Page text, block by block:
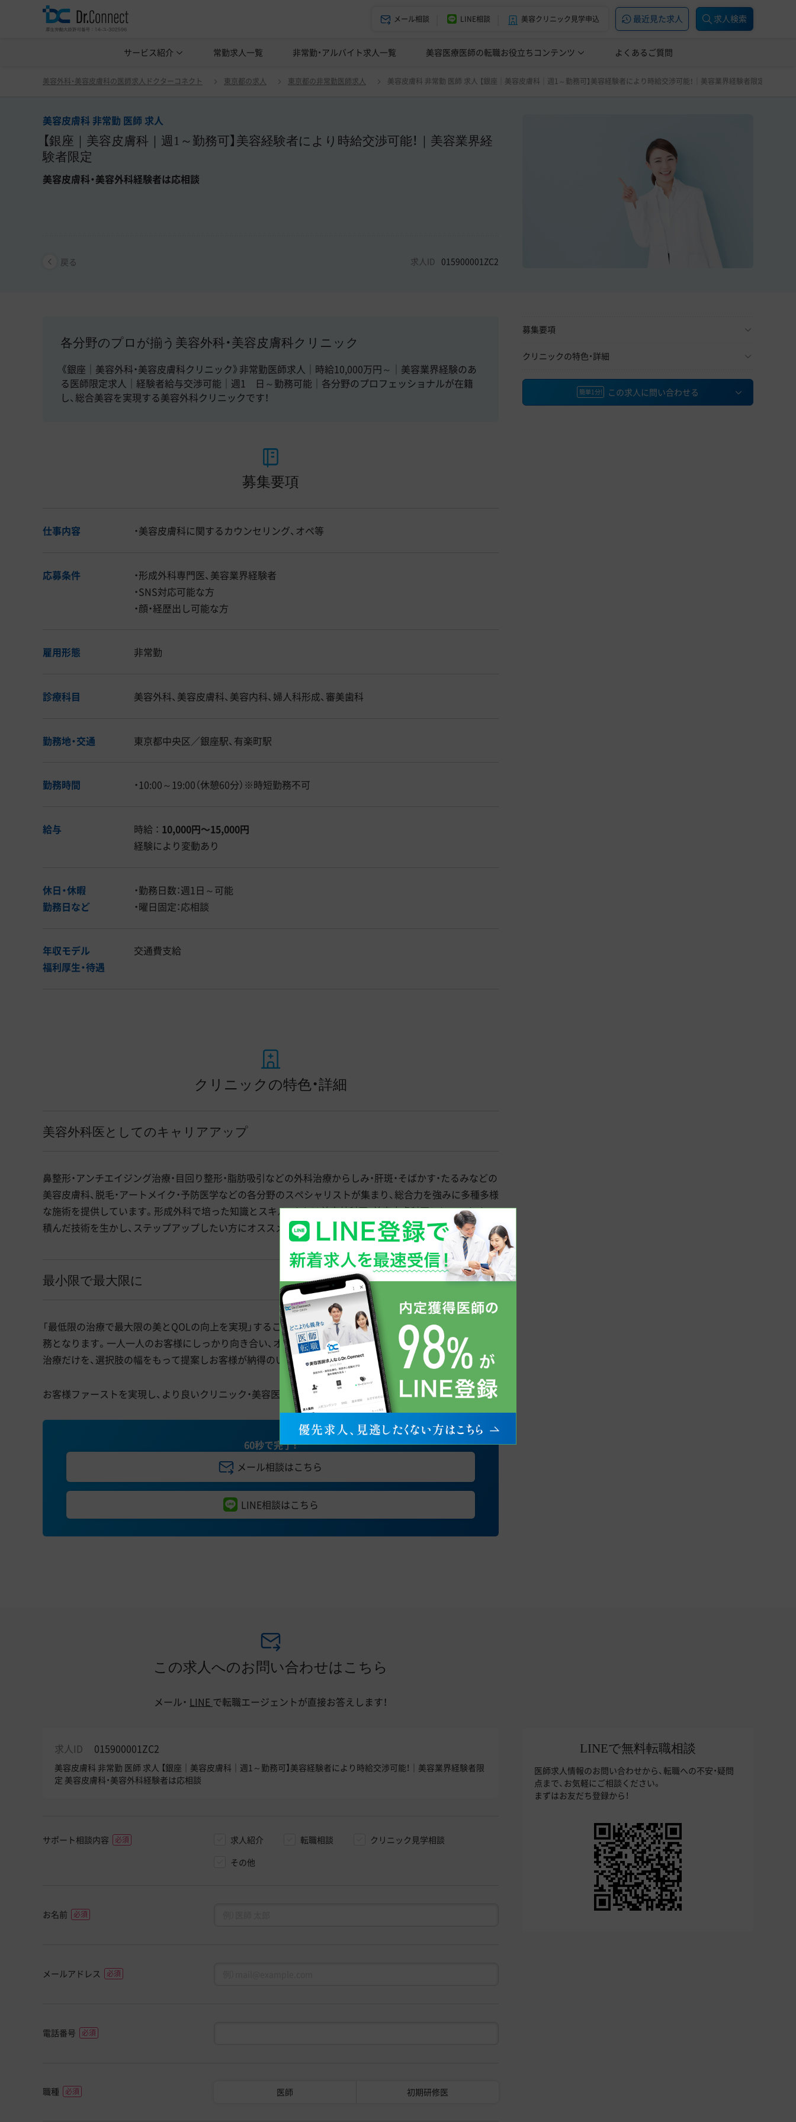
メール相談 LINE相談 美容クリニック見学申込 最近見た求人 求人検索
サービス紹介 ドクターコネクトの強み エージェント紹介
常勤求人一覧 非常勤・アルバイト求人一覧 美容医療医師の転職お役立ちコンテンツ
美容クリニック見学・研修情報 美容外科・美容皮膚科の医師転職体験談 美容クリニックインタビュー 美容医療の転職お役立ち記事 美容医療辞典
よくあるご質問
美容外科・美容皮膚科の医師求人ドクターコネクト 東京都の求人 東京都の非常勤医師求人 美容皮膚科 非常勤 医師 求人 【銀座｜美容皮膚科｜週1～勤務可】美容経験者により時給交渉可能！｜美容業界経験者限定 美容皮
美容皮膚科 非常勤 医師 求人
【銀座｜美容皮膚科｜週1～勤務可】美容経験者により時給交渉可能！｜美容業界経
験者限定
美容皮膚科・美容外科経験者は応相談
戻る 求人ID 015900001ZC2
戻る 美容皮膚科 非常勤 医師 求人 【銀座｜美容皮膚科｜週1～勤務可】美容経験者により時給交渉可能！｜美容業界経験者限定 美容皮膚科・美容外科経験者は応相談
各分野のプロが揃う美容外科・美容皮膚科クリニック
《銀座｜美容外科・美容皮膚科クリニック》非常勤医師求人｜時給10,000万円～｜美容業界経験のあ
る医師限定求人｜経験者給与交渉可能｜週1 日～勤務可能｜各分野のプロフェッショナルが在籍
し、総合美容を実現する美容外科クリニックです！
募集要項
仕事内容 ・美容皮膚科に関するカウンセリング、オペ等
応募条件
・形成外科専門医、美容業界経験者
・SNS対応可能な方
・顔・経歴出し可能な方
雇用形態 非常勤
診療科目 美容外科、美容皮膚科、美容内科、婦人科形成、審美歯科
勤務地・交通 東京都中央区／銀座駅、有楽町駅
勤務時間 ・10:00～19:00（休憩60分）※時短勤務不可
給与 時給 ： 10,000円〜15,000円
経験により変動あり
休日・休暇
勤務日など
・勤務日数：週1日～可能
・曜日固定：応相談
年収モデル
福利厚生・待遇
交通費支給
クリニックの特色・詳細
美容外科医としてのキャリアアップ
鼻整形・アンチエイジング治療・目回り整形・脂肪吸引などの外科治療からしみ・肝斑・そばかす・たるみなどの
美容皮膚科、脱毛・アートメイク・予防医学などの各分野のスペシャリストが集まり、総合力を強みに多種多様
な施術を提供しています。形成外科で培った知識とスキル、または美容外科医・美容皮膚科医としてこれまで
積んだ技術を生かし、ステップアップしたい方にオススメです
最小限で最大限に
「最低限の治療で最大限の美とQOLの向上を実現」することがコンセプト。カウンセリングも医師の大事な業
務となります。一人一人のお客様にしっかり向き合い、オーダーメイド治療を提案しています。本当に必要な
治療だけを、選択肢の幅をもって提案しお客様が納得のいく治療を提案していきます。
お客様ファーストを実現し、より良いクリニック・美容医療業界を作り上げたい方、ぜひご応募ください。
60秒で完了！
メール相談はこちら
LINE相談はこちら
募集要項
クリニックの特色・詳細
簡単1分! この求人に問い合わせる
この求人へのお問い合わせはこちら
メール・ LINE で転職エージェントが直接お答えします！
求人ID 015900001ZC2
美容皮膚科 非常勤 医師 求人 【銀座｜美容皮膚科｜週1～勤務可】美容経験者により時給交渉可能！｜美容業界経験者限
定 美容皮膚科・美容外科経験者は応相談
サポート相談内容 求人紹介 転職相談
クリニック見学相談
その他
お名前
メールアドレス
電話番号
職種 医師 初期研修医
LINEで無料転職相談
医師求人情報のお問い合わせから、転職への不安・疑問
点まで、お気軽にご相談ください。
まずはお友だち登録から！